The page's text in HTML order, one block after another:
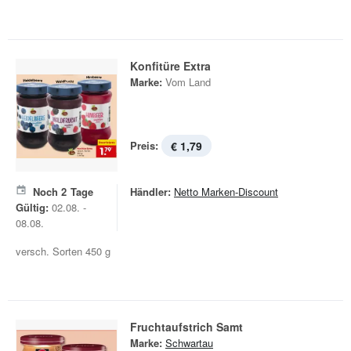
Konfitüre Extra
Marke: Vom Land
Preis: € 1,79
Noch 2 Tage
Gültig: 02.08. -
08.08.
Händler: Netto Marken-Discount
versch. Sorten 450 g
Fruchtaufstrich Samt
Marke: Schwartau